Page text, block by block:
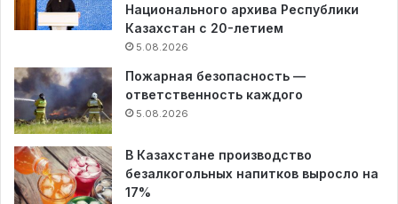
Национального архива Республики
Казахстан с 20-летием
5.08.2026
Пожарная безопасность —
ответственность каждого
5.08.2026
В Казахстане производство
безалкогольных напитков выросло на
17%